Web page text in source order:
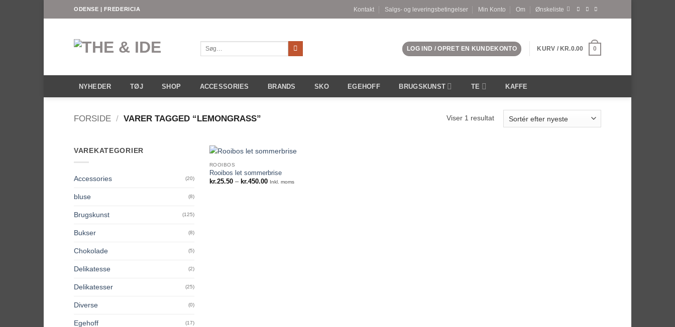
ODENSE | FREDERICIA Kontakt Salgs- og leveringsbetingelser Min Konto Om Ønskeliste
efter:
LOG IND / OPRET EN KUNDEKONTO KURV / KR.0.00 0
NYHEDER TØJ SHOP ACCESSORIES BRANDS SKO EGEHOFF BRUGSKUNST TE KAFFE
FORSIDE / VARER TAGGED “LEMONGRASS” Viser 1 resultat
VAREKATEGORIER
Accessories (20)
bluse (8)
Brugskunst (125)
Bukser (8)
Chokolade (5)
Delikatesse (2)
Delikatesser (25)
Diverse (0)
Egehoff (17)
ROOIBOS
Rooibos let sommerbrise
kr.25.50 – kr.450.00Prisinterval:
Inkl. moms